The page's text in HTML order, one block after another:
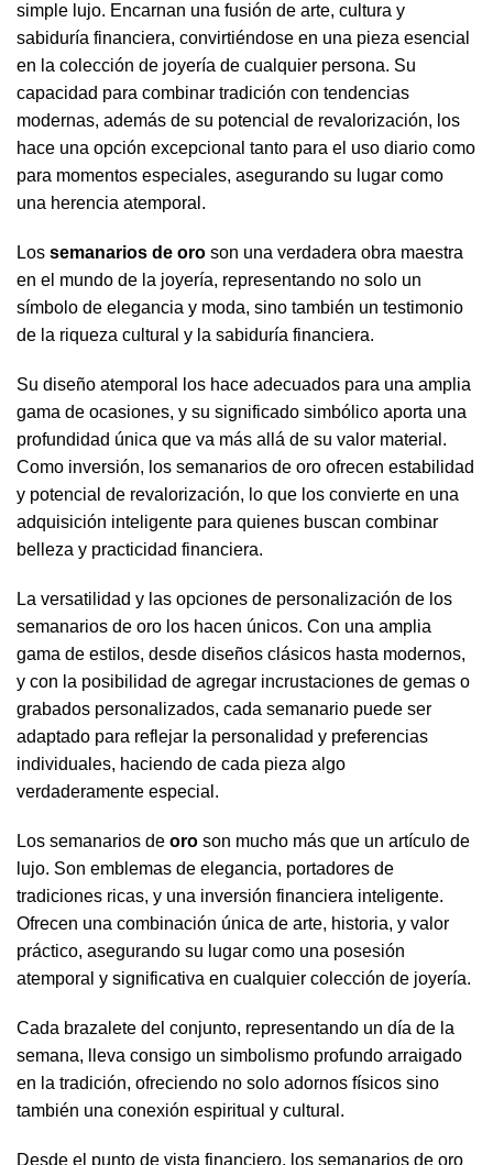
simple lujo. Encarnan una fusión de arte, cultura y
sabiduría financiera, convirtiéndose en una pieza esencial
en la colección de joyería de cualquier persona. Su
capacidad para combinar tradición con tendencias
modernas, además de su potencial de revalorización, los
hace una opción excepcional tanto para el uso diario como
para momentos especiales, asegurando su lugar como
una herencia atemporal.
Los semanarios de oro son una verdadera obra maestra
en el mundo de la joyería, representando no solo un
símbolo de elegancia y moda, sino también un testimonio
de la riqueza cultural y la sabiduría financiera.
Su diseño atemporal los hace adecuados para una amplia
gama de ocasiones, y su significado simbólico aporta una
profundidad única que va más allá de su valor material.
Como inversión, los semanarios de oro ofrecen estabilidad
y potencial de revalorización, lo que los convierte en una
adquisición inteligente para quienes buscan combinar
belleza y practicidad financiera.
La versatilidad y las opciones de personalización de los
semanarios de oro los hacen únicos. Con una amplia
gama de estilos, desde diseños clásicos hasta modernos,
y con la posibilidad de agregar incrustaciones de gemas o
grabados personalizados, cada semanario puede ser
adaptado para reflejar la personalidad y preferencias
individuales, haciendo de cada pieza algo
verdaderamente especial.
Los semanarios de oro son mucho más que un artículo de
lujo. Son emblemas de elegancia, portadores de
tradiciones ricas, y una inversión financiera inteligente.
Ofrecen una combinación única de arte, historia, y valor
práctico, asegurando su lugar como una posesión
atemporal y significativa en cualquier colección de joyería.
Cada brazalete del conjunto, representando un día de la
semana, lleva consigo un simbolismo profundo arraigado
en la tradición, ofreciendo no solo adornos físicos sino
también una conexión espiritual y cultural.
Desde el punto de vista financiero, los semanarios de oro